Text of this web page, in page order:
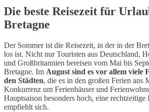
Die beste Reisezeit für
Bretagne
Der Sommer ist die Reisezeit, in der in der
los ist. Nicht nur Touristen aus Deutschland,
und Großbritannien bereisen vom Mai bis
Bretagne. Im August sind es vor allem viele
den Städten, die es in den großen Ferien ans
Konkurrenz um Ferienhäuser und
Hauptsaison besonders hoch, eine rechtzeitige
empfiehlt sich.